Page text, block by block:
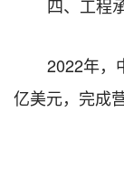
四、工程
2022年，
亿美元，完成